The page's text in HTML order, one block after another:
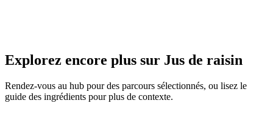
Explorez encore plus sur Jus de raisin
Rendez-vous au hub pour des parcours sélectionnés, ou lisez le
guide des ingrédients pour plus de contexte.